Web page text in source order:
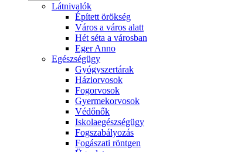
Látnivalók
Épített örökség
Város a város alatt
Hét séta a városban
Eger Anno
Egészségügy
Gyógyszertárak
Háziorvosok
Fogorvosok
Gyermekorvosok
Védőnők
Iskolaegészségügy
Fogszabályozás
Fogászati röntgen